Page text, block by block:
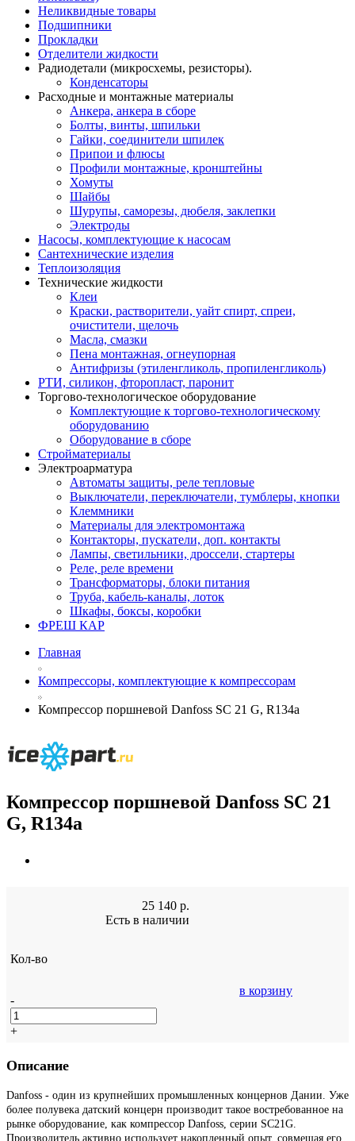
Неликвидные товары
Подшипники
Прокладки
Отделители жидкости
Радиодетали (микросхемы, резисторы).
Конденсаторы
Расходные и монтажные материалы
Анкера, анкера в сборе
Болты, винты, шпильки
Гайки, соединители шпилек
Припои и флюсы
Профили монтажные, кронштейны
Хомуты
Шайбы
Шурупы, саморезы, дюбеля, заклепки
Электроды
Насосы, комплектующие к насосам
Сантехнические изделия
Теплоизоляция
Технические жидкости
Клеи
Краски, растворители, уайт спирт, спреи,
очистители, щелочь
Масла, смазки
Пена монтажная, огнеупорная
Антифризы (этиленгликоль, пропиленгликоль)
РТИ, силикон, фторопласт, паронит
Торгово-технологическое оборудование
Комплектующие к торгово-технологическому
оборудованию
Оборудование в сборе
Стройматериалы
Электроарматура
Автоматы защиты, реле тепловые
Выключатели, переключатели, тумблеры, кнопки
Клеммники
Материалы для электромонтажа
Контакторы, пускатели, доп. контакты
Лампы, светильники, дроссели, стартеры
Реле, реле времени
Трансформаторы, блоки питания
Труба, кабель-каналы, лоток
Шкафы, боксы, коробки
ФРЕШ КАР
Главная
Компрессоры, комплектующие к компрессорам
Компрессор поршневой Danfoss SC 21 G, R134a
Компрессор поршневой Danfoss SC 21
G, R134a
25 140 р.
Есть в наличии
Кол-во
-
+
в корзину
Описание
Danfoss - один из крупнейших промышленных концернов Дании. Уже
более полувека датский концерн производит такое востребованное на
рынке оборудование, как компрессор Danfoss, серии SC21G.
Производитель активно использует накопленный опыт, совмещая его